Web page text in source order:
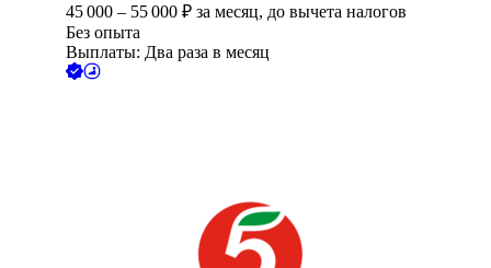
45 000 – 55 000 ₽ за месяц, до вычета налогов
Без опыта
Выплаты: Два раза в месяц